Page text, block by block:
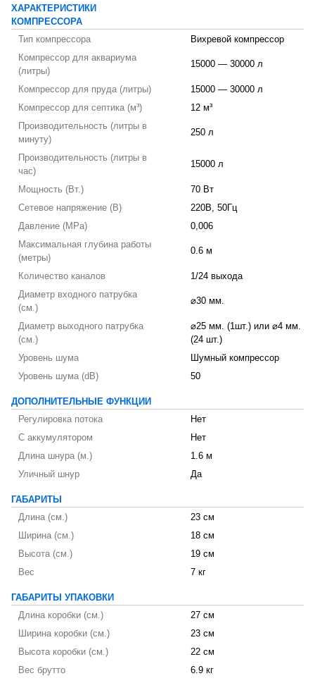
ХАРАКТЕРИСТИКИ
КОМПРЕССОРА
Тип компрессора
Вихревой компрессор
Компрессор для аквариума
(литры)
15000 — 30000 л
Компрессор для пруда (литры)
15000 — 30000 л
Компрессор для септика (м³)
12 м³
Производительность (литры в
минуту)
250 л
Производительность (литры в
час)
15000 л
Мощность (Вт.)
70 Вт
Сетевое напряжение (В)
220В, 50Гц
Давление (MPa)
0,006
Максимальная глубина работы
(метры)
0.6 м
Количество каналов
1/24 выхода
Диаметр входного патрубка
(см.)
⌀30 мм.
Диаметр выходного патрубка
(см.)
⌀25 мм. (1шт.) или ⌀4 мм.
(24 шт.)
Уровень шума
Шумный компрессор
Уровень шума (dB)
50
ДОПОЛНИТЕЛЬНЫЕ ФУНКЦИИ
Регулировка потока
Нет
С аккумулятором
Нет
Длина шнура (м.)
1.6 м
Уличный шнур
Да
ГАБАРИТЫ
Длина (см.)
23 см
Ширина (см.)
18 см
Высота (см.)
19 см
Вес
7 кг
ГАБАРИТЫ УПАКОВКИ
Длина коробки (см.)
27 см
Ширина коробки (см.)
23 см
Высота коробки (см.)
22 см
Вес брутто
6.9 кг